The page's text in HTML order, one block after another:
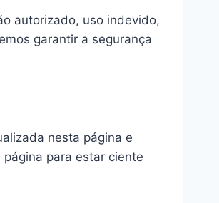
autorizado, uso indevido,
garantir a segurança
nesta página e
para estar ciente